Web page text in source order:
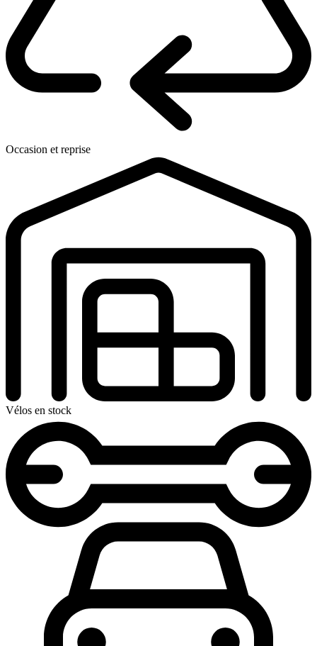
Occasion et reprise
Vélos en stock